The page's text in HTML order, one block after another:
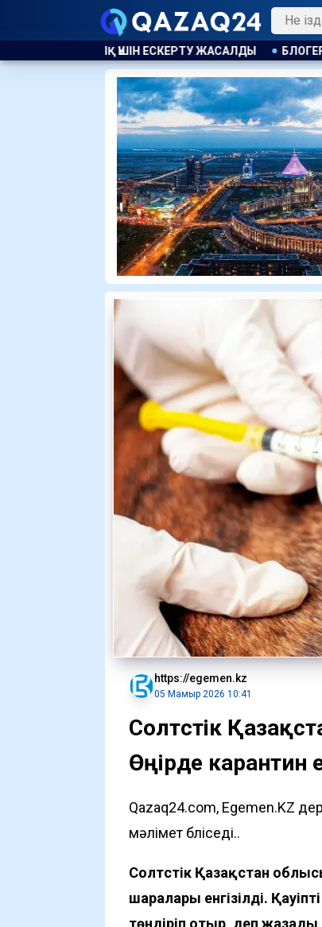
БЛОГЕР ҚАЙСАР ҚАМЗА
https://egemen.kz
05 Мамыр 2026 10:41
Солтүстік
Өңірде карантин
Qazaq24.com, Egemen.KZ
мәлімет бөліседі..
Солтүстік Қазақстан
шаралары енгізілді.
төндіріп отыр, деп жазады